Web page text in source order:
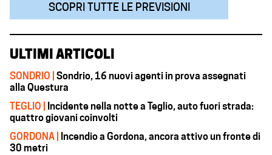
SCOPRI TUTTE LE PREVISIONI
ULTIMI ARTICOLI
SONDRIO | Sondrio, 16 nuovi agenti in prova assegnati
alla Questura
TEGLIO |
Incidente nella notte a Teglio, auto fuori strada:
quattro giovani coinvolti
GORDONA |
Incendio a Gordona, ancora attivo un fronte di
30 metri